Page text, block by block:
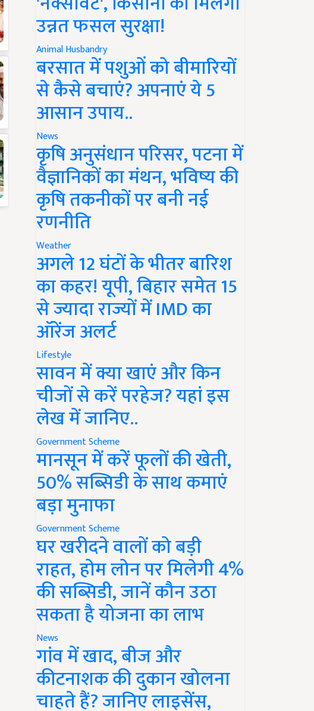
उन्नत फसल सुरक्षा!
Animal Husbandry
बरसात में पशुओं को बीमारियों
से कैसे बचाएं? अपनाएं ये 5
आसान उपाय..
News
कृषि अनुसंधान परिसर, पटना में
वैज्ञानिकों का मंथन, भविष्य की
कृषि तकनीकों पर बनी नई
रणनीति
Weather
अगले 12 घंटों के भीतर बारिश
का कहर! यूपी, बिहार समेत 15
से ज्यादा राज्यों में IMD का
ऑरेंज अलर्ट
Lifestyle
सावन में क्या खाएं और किन
चीजों से करें परहेज? यहां इस
लेख में जानिए..
Government Scheme
मानसून में करें फूलों की खेती,
50% सब्सिडी के साथ कमाएं
बड़ा मुनाफा
Government Scheme
घर खरीदने वालों को बड़ी
राहत, होम लोन पर मिलेगी 4%
की सब्सिडी, जानें कौन उठा
सकता है योजना का लाभ
News
गांव में खाद, बीज और
कीटनाशक की दुकान खोलना
चाहते हैं? जानिए लाइसेंस,